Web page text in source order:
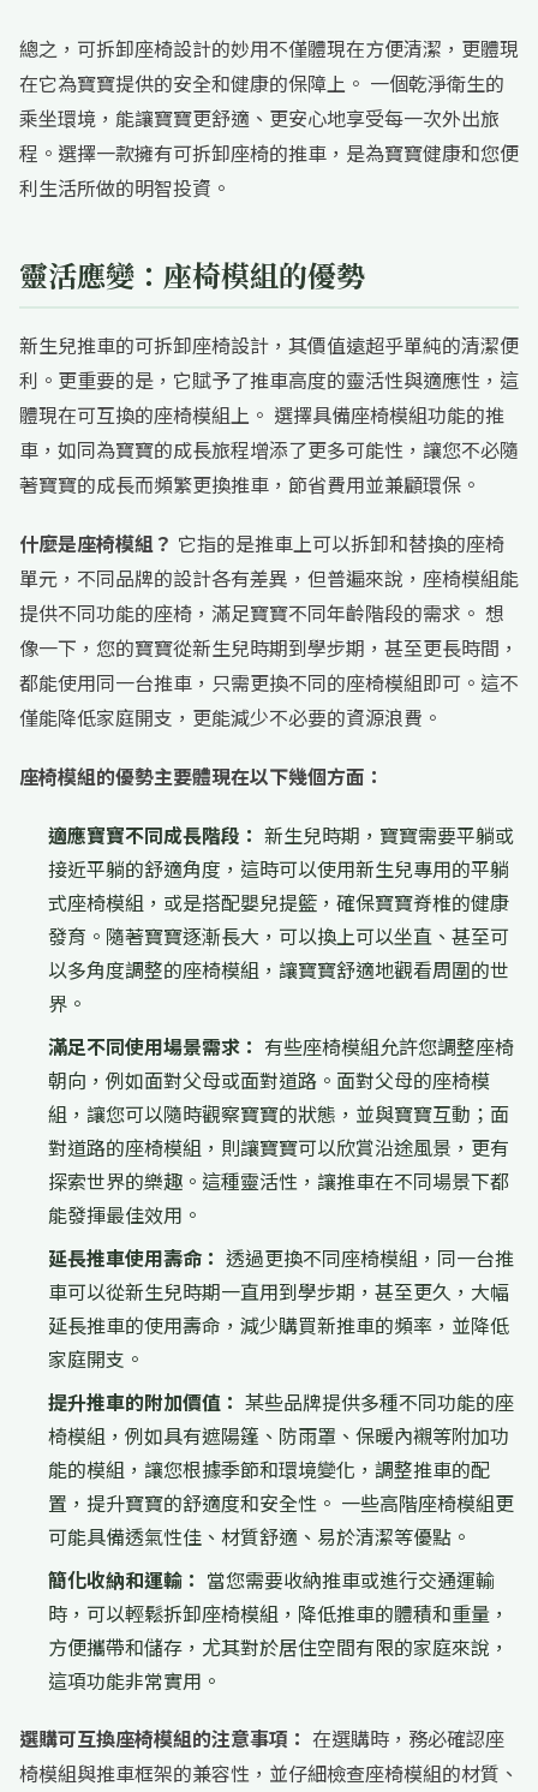
總之，可拆卸座椅設計的妙用不僅體現在方便清潔，更體現
在它為寶寶提供的安全和健康的保障上。 一個乾淨衛生的
乘坐環境，能讓寶寶更舒適、更安心地享受每一次外出旅
程。選擇一款擁有可拆卸座椅的推車，是為寶寶健康和您便
利生活所做的明智投資。
靈活應變：座椅模組的優勢
新生兒推車的可拆卸座椅設計，其價值遠超乎單純的清潔便
利。更重要的是，它賦予了推車高度的靈活性與適應性，這
體現在可互換的座椅模組上。 選擇具備座椅模組功能的推
車，如同為寶寶的成長旅程增添了更多可能性，讓您不必隨
著寶寶的成長而頻繁更換推車，節省費用並兼顧環保。
什麼是座椅模組？ 它指的是推車上可以拆卸和替換的座椅
單元，不同品牌的設計各有差異，但普遍來說，座椅模組能
提供不同功能的座椅，滿足寶寶不同年齡階段的需求。 想
像一下，您的寶寶從新生兒時期到學步期，甚至更長時間，
都能使用同一台推車，只需更換不同的座椅模組即可。這不
僅能降低家庭開支，更能減少不必要的資源浪費。
座椅模組的優勢主要體現在以下幾個方面：
適應寶寶不同成長階段： 新生兒時期，寶寶需要平躺或
接近平躺的舒適角度，這時可以使用新生兒專用的平躺
式座椅模組，或是搭配嬰兒提籃，確保寶寶脊椎的健康
發育。隨著寶寶逐漸長大，可以換上可以坐直、甚至可
以多角度調整的座椅模組，讓寶寶舒適地觀看周圍的世
界。
滿足不同使用場景需求： 有些座椅模組允許您調整座椅
朝向，例如面對父母或面對道路。面對父母的座椅模
組，讓您可以隨時觀察寶寶的狀態，並與寶寶互動；面
對道路的座椅模組，則讓寶寶可以欣賞沿途風景，更有
探索世界的樂趣。這種靈活性，讓推車在不同場景下都
能發揮最佳效用。
延長推車使用壽命： 透過更換不同座椅模組，同一台推
車可以從新生兒時期一直用到學步期，甚至更久，大幅
延長推車的使用壽命，減少購買新推車的頻率，並降低
家庭開支。
提升推車的附加價值： 某些品牌提供多種不同功能的座
椅模組，例如具有遮陽篷、防雨罩、保暖內襯等附加功
能的模組，讓您根據季節和環境變化，調整推車的配
置，提升寶寶的舒適度和安全性。 一些高階座椅模組更
可能具備透氣性佳、材質舒適、易於清潔等優點。
簡化收納和運輸： 當您需要收納推車或進行交通運輸
時，可以輕鬆拆卸座椅模組，降低推車的體積和重量，
方便攜帶和儲存，尤其對於居住空間有限的家庭來說，
這項功能非常實用。
選購可互換座椅模組的注意事項： 在選購時，務必確認座
椅模組與推車框架的兼容性，並仔細檢查座椅模組的材質、